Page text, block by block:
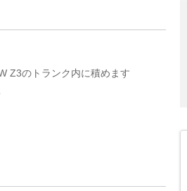
Z3のトランク内に積めます